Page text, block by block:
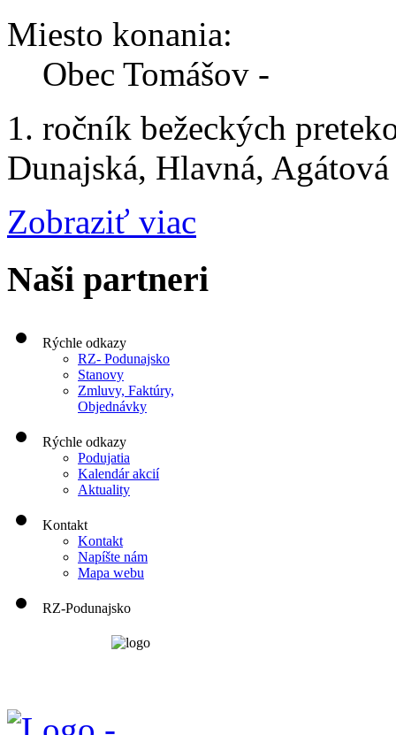
Miesto konania:
Obec Tomášov -
1. ročník bežeckých
Dunajská, Hlavná,
Zobraziť viac
Naši partneri
Rýchle odkazy
RZ- Podunajsko
Stanovy
Zmluvy, Faktúry,
Objednávky
Rýchle odkazy
Podujatia
Kalendár akcií
Aktuality
Kontakt
Kontakt
Napíšte nám
Mapa webu
RZ-Podunajsko